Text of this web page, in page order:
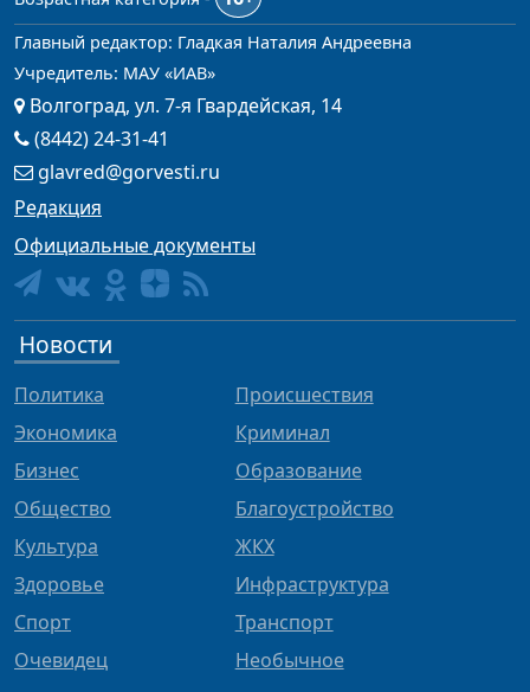
Главный редактор: Гладкая Наталия Андреевна
Учредитель: МАУ «ИАВ»
Волгоград, ул. 7-я Гвардейская, 14
(8442) 24-31-41
glavred@gorvesti.ru
Редакция
Официальные документы
Новости
Политика
Экономика
Бизнес
Общество
Культура
Здоровье
Спорт
Очевидец
Происшествия
Криминал
Образование
Благоустройство
ЖКХ
Инфраструктура
Транспорт
Необычное